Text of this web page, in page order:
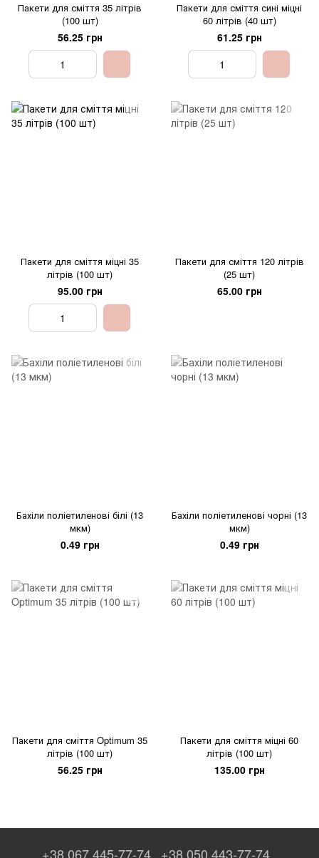
Пакети для сміття 35 літрів
(100 шт)
56.25 грн
Пакети для сміття сині міцні
60 літрів (40 шт)
61.25 грн
Пакети для сміття міцні 35
літрів (100 шт)
95.00 грн
Пакети для сміття 120 літрів
(25 шт)
65.00 грн
Бахіли поліетиленові білі (13
мкм)
0.49 грн
Бахіли поліетиленові чорні (13
мкм)
0.49 грн
Пакети для сміття Optimum 35
літрів (100 шт)
56.25 грн
Пакети для сміття міцні 60
літрів (100 шт)
135.00 грн
+38 067 445-77-74 +38 050 443-77-74